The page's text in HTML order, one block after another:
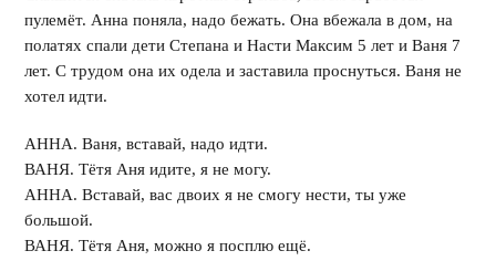
пулемёт. Анна поняла, надо бежать. Она вбежала в дом, на
полатях спали дети Степана и Насти Максим 5 лет и Ваня 7
лет. С трудом она их одела и заставила проснуться. Ваня не
хотел идти.
АННА. Ваня, вставай, надо идти.
ВАНЯ. Тётя Аня идите, я не могу.
АННА. Вставай, вас двоих я не смогу нести, ты уже
большой.
ВАНЯ. Тётя Аня, можно я посплю ещё.